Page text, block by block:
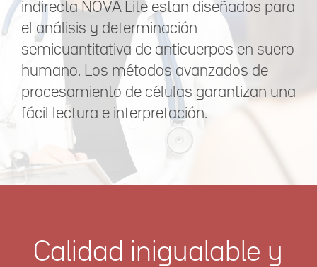
indirecta NOVA Lite estan diseñados para
el análisis y determinación
semicuantitativa de anticuerpos en suero
humano. Los métodos avanzados de
procesamiento de células garantizan una
fácil lectura e interpretación.
Calidad inigualable y